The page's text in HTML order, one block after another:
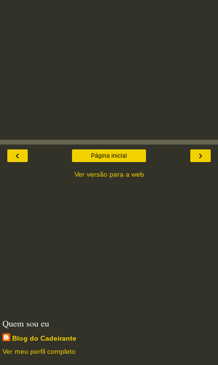
‹ ›
Página inicial
Ver versão para a web
Quem sou eu
Blog do Cadeirante
Ver meu perfil completo